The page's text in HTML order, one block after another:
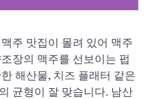
주 맛집이 몰려 있어 맥주
장의 맥주를 선보이는 펍
해산물, 치즈 플래터 같은
균형이 잘 맞습니다. 남산